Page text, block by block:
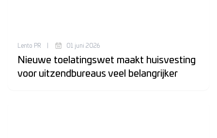
Lento PR 01 juni 2026
Nieuwe toelatingswet maakt huisvesting
voor uitzendbureaus veel belangrijker